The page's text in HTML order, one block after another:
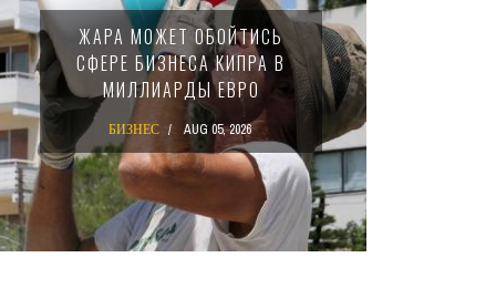
ЖАРА МОЖЕТ ОБОЙТИСЬ
СФЕРЕ БИЗНЕСА КИПРА В
МИЛЛИАРДЫ ЕВРО
БИЗНЕС AUG 05, 2026